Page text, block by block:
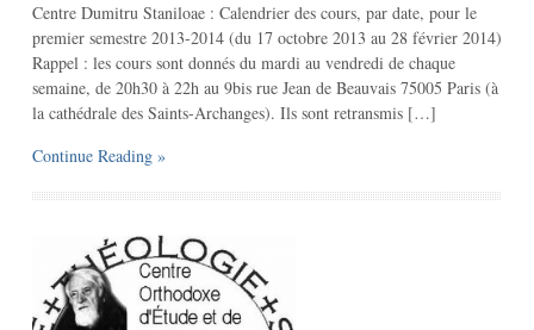
Centre Dumitru Staniloae : Calendrier des cours, par date, pour le
premier semestre 2013-2014 (du 17 octobre 2013 au 28 février 2014)
Rappel : les cours sont donnés du mardi au vendredi de chaque
semaine, de 20h30 à 22h au 9bis rue Jean de Beauvais 75005 Paris (à
la cathédrale des Saints-Archanges). Ils sont retransmis […]
Continue Reading »